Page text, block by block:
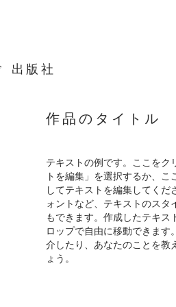
出版社
作品のタイトル
テキストの例です。ここをク
トを編集」を選択するか、こ
してテキストを編集してくだ
ォントなど、テキストのスタ
もできます。作成したテキス
ロップで自由に移動できます
介したり、あなたのことを教
ょう。